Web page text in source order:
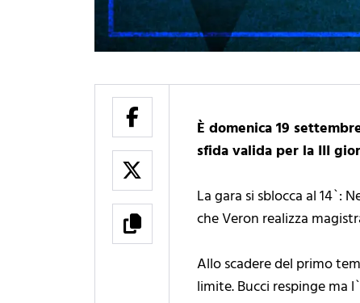
È domenica 19
sfida valida per la III
La gara si sblocca al 14`:
che Veron realizza
Allo scadere del primo
limite. Bucci respinge ma